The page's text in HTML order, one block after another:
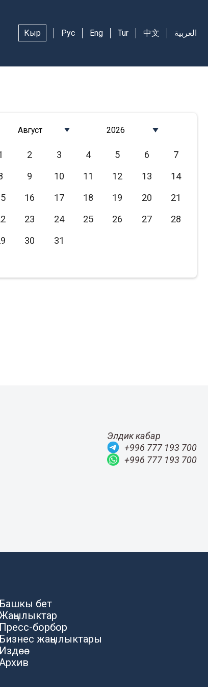
Кыр Рус Eng Tur 中文 العربية
Август
Март
Апрель
Июнь
Июль
2026
2024
2023
2021
2 3 4 5 6
7
9 10 11 12 13
14
16 17 18 19 20
21
23 24 25 26 27
28
30 31
Элдик кабар
+996 777 193 700
+996 777 193 700
Башкы бет
Пресс-борбор
Бизнес жаңылыктары
Издөө